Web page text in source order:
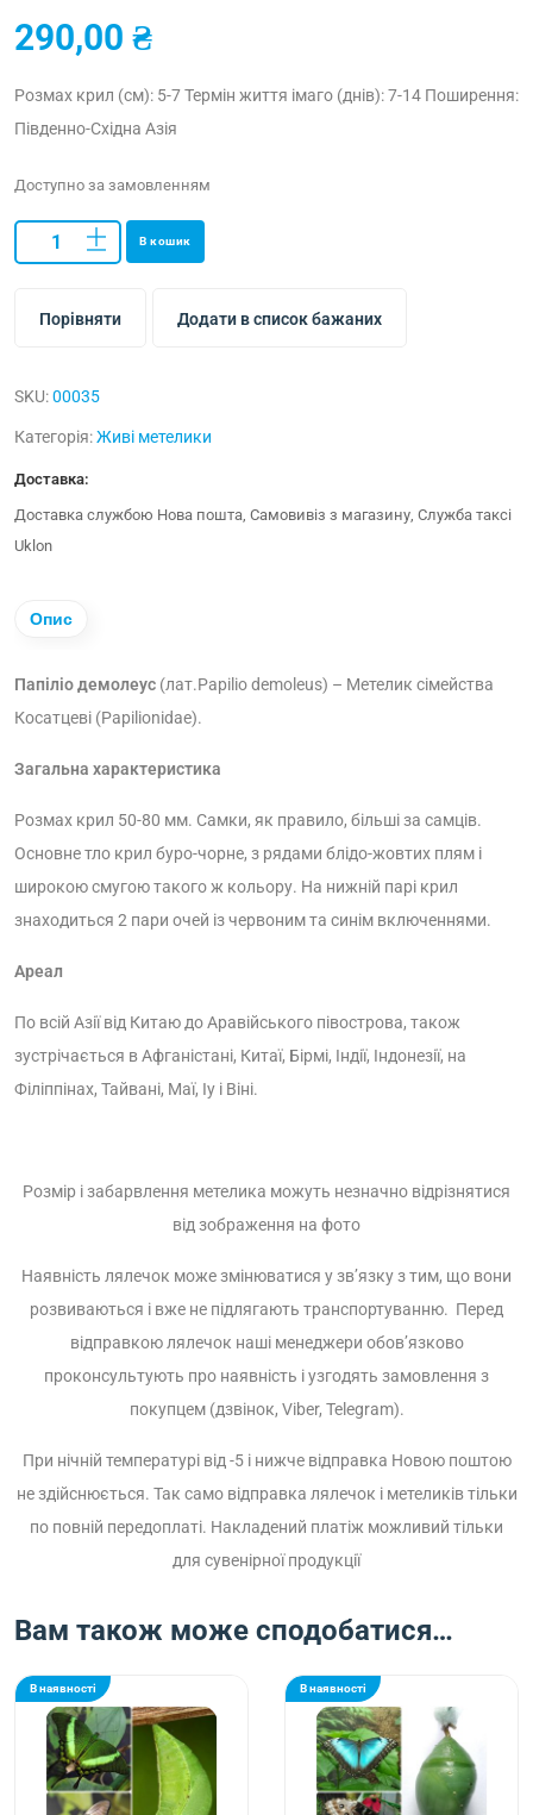
290,00 ₴
Розмах крил (см): 5-7Термін життя імаго (днів): 7-14 Поширення:
Південно-Східна Азія
Доступно за замовленням
В кошик
Порівняти Додати в список бажаних
SKU:00035
Категорія:Живі метелики
Доставка:
Доставка службою Нова пошта, Самовивіз з магазину, Служба таксі
Uklon
Опис
Папіліо демолеус (лат.Papilio demoleus) – Метелик сімейства
Косатцеві (Papilionidae).
Загальна характеристика
Розмах крил 50-80 мм. Самки, як правило, більші за самців.
Основне тло крил буро-чорне, з рядами блідо-жовтих плям і
широкою смугою такого ж кольору. На нижній парі крил
знаходиться 2 пари очей із червоним та синім включеннями.
Ареал
По всій Азії від Китаю до Аравійського півострова, також
зустрічається в Афганістані, Китаї, Бірмі, Індії, Індонезії, на
Філіппінах, Тайвані, Маї, Іу і Віні.
Розмір і забарвлення метелика можуть незначно відрізнятися
від зображення на фото
Наявність лялечок може змінюватися у зв’язку з тим, що вони
розвиваються і вже не підлягають транспортуванню. Перед
відправкою лялечок наші менеджери обов’язково
проконсультують про наявність і узгодять замовлення з
покупцем (дзвінок, Viber, Telegram).
При нічній температурі від -5 і нижче відправка Новою поштою
не здійснюється. Так само відправка лялечок і метеликів тільки
по повній передоплаті. Накладений платіж можливий тільки
для сувенірної продукції
Вам також може сподобатися…
В наявності В наявності